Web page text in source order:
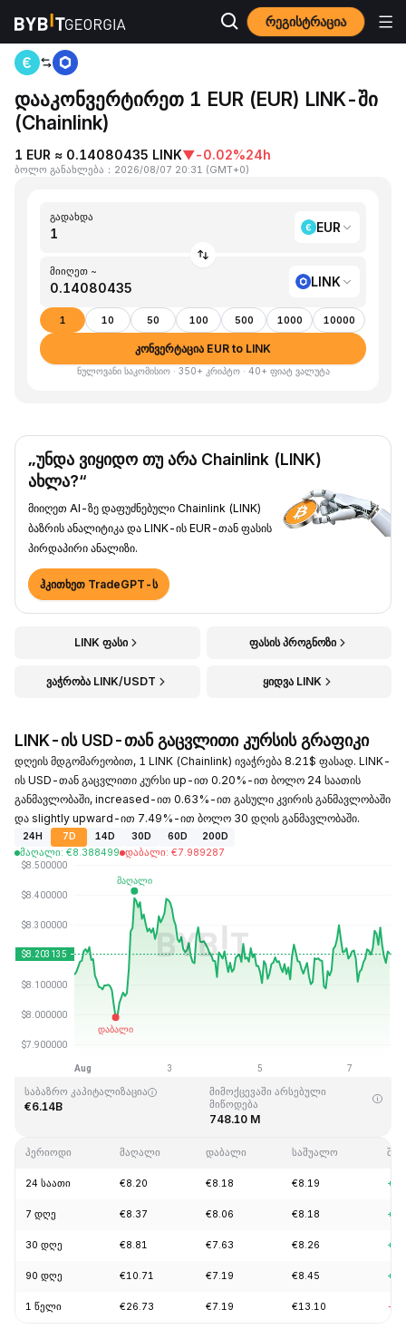
რეგისტრაცია
მთავარი გვერდი EUR to LINK
დააკონვერტირეთ 1 EUR (EUR) LINK-ში
(Chainlink)
1 EUR ≈ 0.14080435 LINK▼-0.02%24h
ბოლო განახლება ： 2026/08/07 20:31 (GMT+0)
გადახდა
EUR
მიიღეთ ~
LINK
1 10 50 100 500 1000 10000
კონვერტაცია EUR to LINK
ნულოვანი საკომისიო · 350+ კრიპტო · 40+ ფიატ ვალუტა
„უნდა ვიყიდო თუ არა Chainlink (LINK)
ახლა?“
მიიღეთ AI-ზე დაფუძნებული Chainlink (LINK)
ბაზრის ანალიტიკა და LINK-ის EUR-თან ფასის
პირდაპირი ანალიზი.
ჰკითხეთ TradeGPT-ს
LINK ფასი ფასის პროგნოზი
ვაჭრობა LINK/USDT ყიდვა LINK
LINK-ის USD-თან გაცვლითი კურსის გრაფიკი
დღეის მდგომარეობით, 1 LINK (Chainlink) ივაჭრება 8.21$ ფასად. LINK-
ის USD-თან გაცვლითი კურსი up-ით 0.20%-ით ბოლო 24 საათის
განმავლობაში, increased-ით 0.63%-ით გასული კვირის განმავლობაში
და slightly upward-ით 7.49%-ით ბოლო 30 დღის განმავლობაში.
24H 7D 14D 30D 60D
200D
მაღალი: €8.388499 დაბალი: €7.989287
ბოლოს განახლდა: 2026-08-07,20:31GMT+0
ისტორიული მაქსიმუმი
€0.148183
საბაზრო კაპიტალიზაცია
€6.14B
მიმოქცევაში არსებული
მიწოდება
748.10 M
პერიოდი მაღალი დაბალი საშუალო
24 საათი €8.20 €8.18 €8.19
7 დღე €8.37 €8.06 €8.18
30 დღე €8.81 €7.63 €8.26
90 დღე €10.71 €7.19 €8.45
1 წელი €26.73 €7.19 €13.10 -